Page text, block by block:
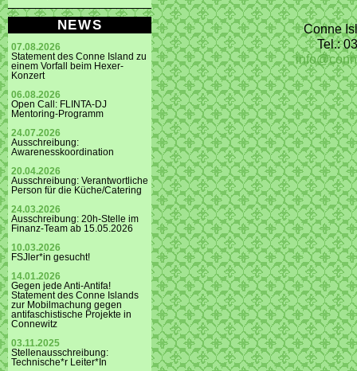
NEWS
07.08.2026
Statement des Conne Island zu
einem Vorfall beim Hexer-
Konzert
06.08.2026
Open Call: FLINTA-DJ
Mentoring-Programm
24.07.2026
Ausschreibung:
Awarenesskoordination
20.04.2026
Ausschreibung: Verantwortliche
Person für die Küche/Catering
24.03.2026
Ausschreibung: 20h-Stelle im
Finanz-Team ab 15.05.2026
10.03.2026
FSJler*in gesucht!
14.01.2026
Gegen jede Anti-Antifa!
Statement des Conne Islands
zur Mobilmachung gegen
antifaschistische Projekte in
Connewitz
03.11.2025
Stellenausschreibung:
Technische*r Leiter*In
Conne
Tel.: